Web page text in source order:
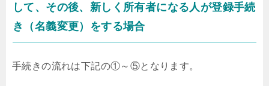
して、その後、新しく所有者になる人が登録手続
き（名義変更）をする場合
手続きの流れは下記の①～⑤となります。